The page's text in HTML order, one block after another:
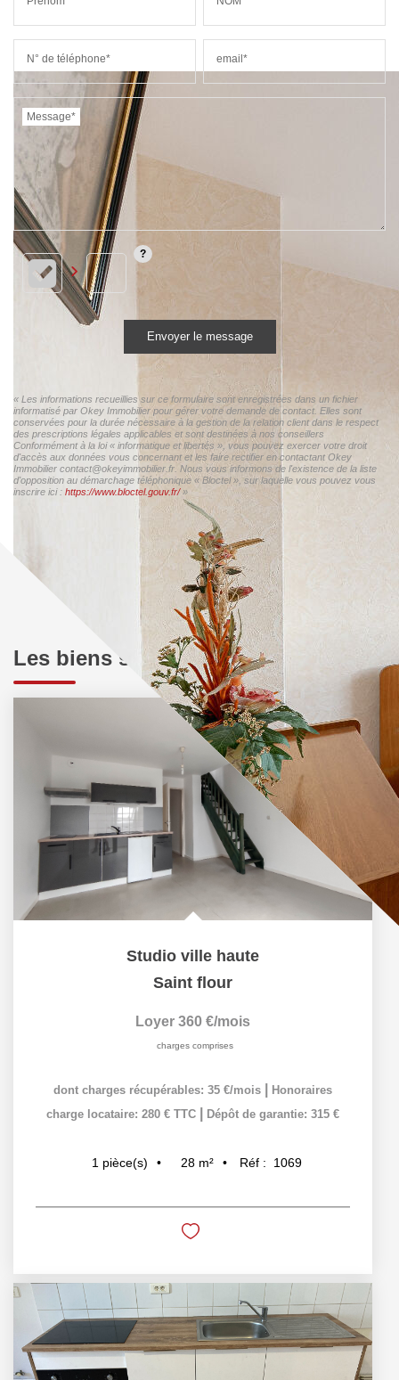
N° de téléphone* email*
Message*
Envoyer le message
« Les informations recueillies sur ce formulaire sont enregistrées dans un fichier
informatisé par Okey Immobilier pour gérer votre demande de contact. Elles sont
conservées pour la durée nécessaire à la gestion de la relation client dans le respect
des prescriptions légales applicables et sont destinées à nos conseillers
Conformément à la loi « informatique et libertés », vous pouvez exercer votre droit
d'accès aux données vous concernant et les faire rectifier en contactant Okey
Immobilier contact@okeyimmobilier.fr. Nous vous informons de l'existence de la liste
d'opposition au démarchage téléphonique « Bloctel », sur laquelle vous pouvez vous
inscrire ici : https://www.bloctel.gouv.fr/»
Les biens similaires
Studio ville haute
Saint flour
Loyer 360 €/mois
charges comprises
dont charges récupérables: 35 €/mois
Honoraires
charge locataire: 280 € TTC
Dépôt de garantie: 315 €
1 pièce(s) 28 m² Réf : 1069